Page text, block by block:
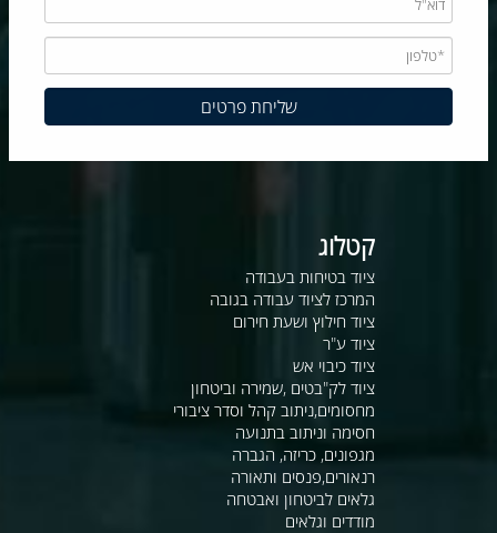
קטלוג
ציוד בטיחות בעבודה
המרכז לציוד עבודה בגובה
ציוד חילוץ ושעת חירום
ציוד ע"ר
ציוד כיבוי אש
ציוד לק"בטים ,שמירה וביטחון
מחסומים,ניתוב קהל וסדר ציבורי
חסימה וניתוב בתנועה
מגפונים, כריזה, הגברה
רנאורים,פנסים ותאורה
גלאים לביטחון ואבטחה
מודדים וגלאים